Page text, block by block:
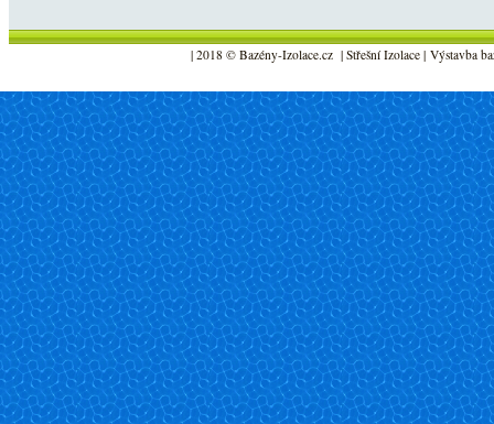
| 2018 © Bazény-Izolace.cz | Střešní Izolace | Výstavba